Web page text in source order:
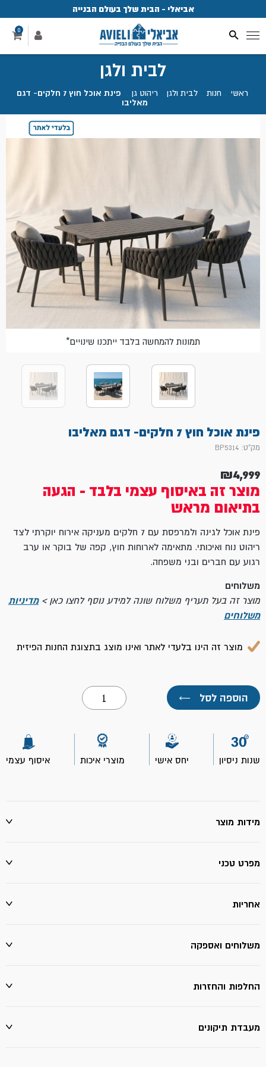
אביאלי - הבית שלך בעולם הבנייה
0
לבית ולגן
ראשי חנות לבית ולגן ריהוט גן
פינת אוכל חוץ 7 חלקים- דגם
מאליבו
פינת אוכל חוץ 7 חלקים- דגם מאליבו
מק"ט: BP5314
₪4,999
מוצר זה באיסוף עצמי בלבד - הגעה
בתיאום מראש
פינת אוכל לגינה ולמרפסת עם 7 חלקים מעניקה אירוח יוקרתי לצד
ריהוט נוח ואיכותי. מתאימה לארוחות חוץ, קפה של בוקר או ערב
רגוע עם חברים ובני משפחה.
משלוחים
מוצר זה בעל תעריף משלוח שונה למידע נוסף לחצו כאן > מדיניות
משלוחים
מוצר זה הינו בלעדי לאתר ואינו מוצג בתצוגת החנות הפיזית
הוספה לסל ←
כמות
של
פינת
דגם
שנות ניסיון יחס אישי מוצרי איכות איסוף עצמי
מידות מוצר
מפרט טכני
אחריות
משלוחים ואספקה
החלפות והחזרות
מעבדת תיקונים
*תמונות להמחשה בלבד ייתכנו שינויים